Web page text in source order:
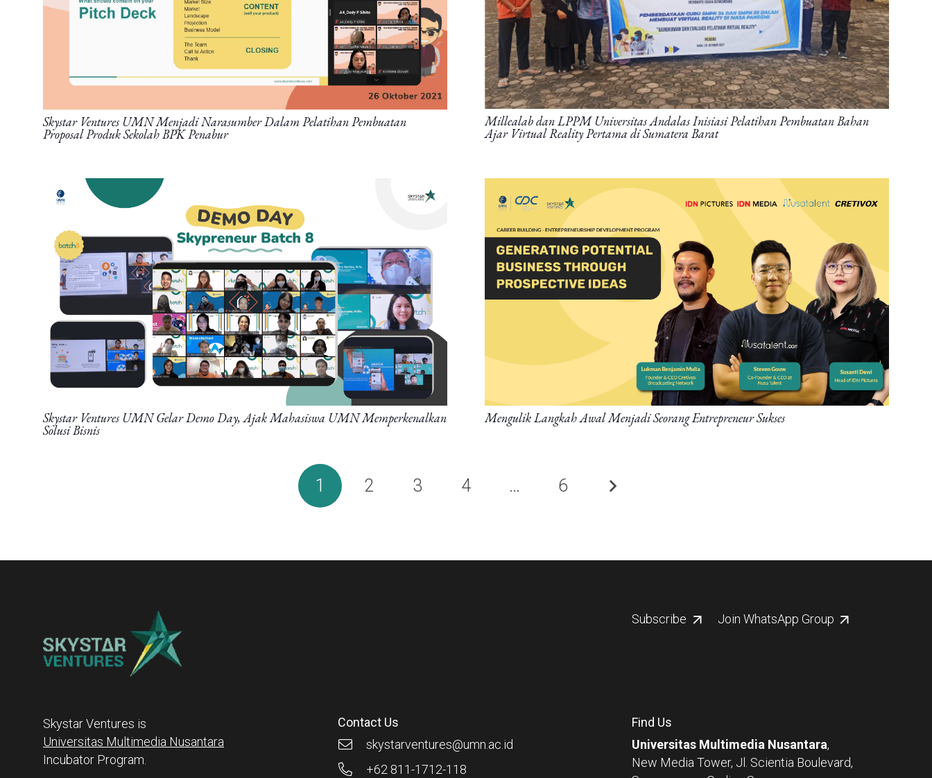
Skystar Ventures UMN Menjadi Narasumber Dalam Pelatihan Pembuatan
Proposal Produk Sekolah BPK Penabur
Millealab dan LPPM Universitas Andalas Inisiasi Pelatihan Pembuatan Bahan
Ajar Virtual Reality Pertama di Sumatera Barat
Skystar Ventures UMN Gelar Demo Day, Ajak Mahasiswa UMN Memperkenalkan
Solusi Bisnis
Mengulik Langkah Awal Menjadi Seorang Entrepreneur Sukses
1 2 3 4 … 6
Subscribe Join WhatsApp Group
Skystar Ventures is
Universitas Multimedia Nusantara
Incubator Program.
Contact Us
skystarventures@umn.ac.id
+62 811-1712-118
Find Us
Universitas Multimedia Nusantara,
New Media Tower, Jl. Scientia Boulevard,